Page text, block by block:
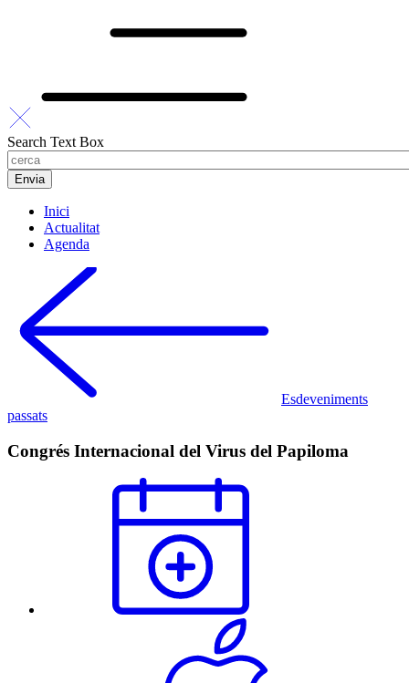
Search Text Box
Inici
Actualitat
Agenda
Esdeveniments
passats
Congrés Internacional del Virus del Papiloma